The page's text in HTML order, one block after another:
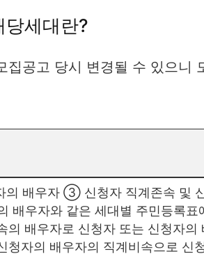
당세대란?
집공고 당시 변경될 수 있으니
배우자 ③ 신청자 직계존속 및
배우자와 같은 세대별 주민등록표
배우자로 신청자 또는 신청자의
자의 배우자의 직계비속으로 신